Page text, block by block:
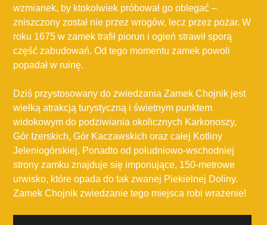
wzmianek, by ktokolwiek próbował go oblegać –
zniszczony został nie przez wrogów, lecz przez pożar. W
roku 1675 w zamek trafił piorun i ogień strawił sporą
część zabudowań. Od tego momentu zamek powoli
popadał w ruinę.
Dziś przystosowany do zwiedzania Zamek Chojnik jest
wielką atrakcją turystyczną i świetnym punktem
widokowym do podziwiania okolicznych Karkonoszy,
Gór Izerskich, Gór Kaczawskich oraz całej Kotliny
Jeleniogórskiej. Ponadto od południowo-wschodniej
strony zamku znajduje się imponujące, 150-metrowe
urwisko, które opada do tak zwanej Piekielnej Doliny.
Zamek Chojnik zwiedzanie tego miejsca robi wrażenie!